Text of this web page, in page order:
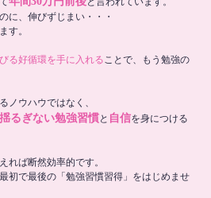
に、伸びずじまい・・・
す。
る好循環を手に入れることで、もう勉強の
ノウハウではなく、
揺るぎない勉強習慣と 自信を身につける
れば断然効率的です。
初で最後の「勉強習慣習得」をはじめませ